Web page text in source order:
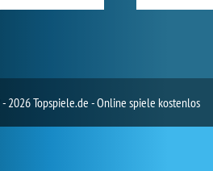
2026 Topspiele.de - Online spiele kostenlos